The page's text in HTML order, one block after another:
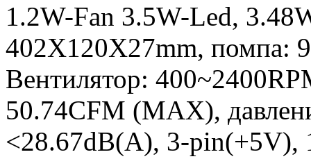
1.2W-Fan 3.5W-Led,
402X120X27mm, помпа:
Вентилятор:
50.74CFM (MAX),
<28.67dB(A), 3-pin(+5V),